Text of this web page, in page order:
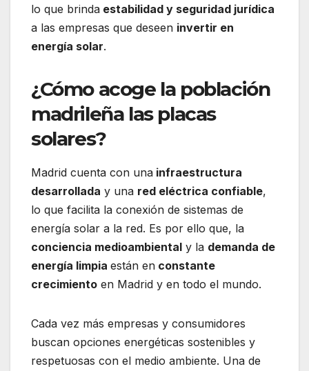
lo que brinda estabilidad y seguridad jurídica
a las empresas que deseen invertir en
energía solar.
¿Cómo acoge la población
madrileña las placas
solares?
Madrid cuenta con una infraestructura
desarrollada y una red eléctrica confiable,
lo que facilita la conexión de sistemas de
energía solar a la red. Es por ello que, la
conciencia medioambiental y la demanda de
energía limpia están en constante
crecimiento en Madrid y en todo el mundo.
Cada vez más empresas y consumidores
buscan opciones energéticas sostenibles y
respetuosas con el medio ambiente. Una de